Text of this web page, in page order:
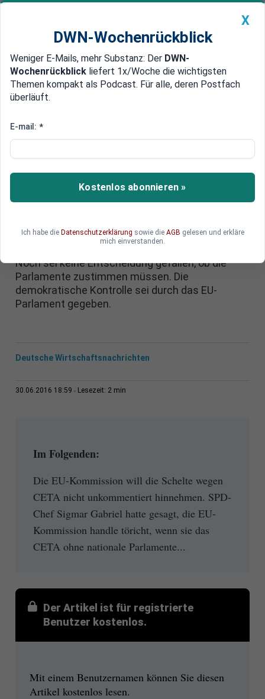
Newsticker MEIN DWN: Geldanlage Premium
Edelmetalle DWN-Magazin China
Noch keine CETA-Entscheidung
EU: Staaten lehnen Abbruch der
TTIP-Verhandlungen ab
Die EU-Kommission hat die Mitgliedsstaaten
das CETA will die Kommission die Schelte von
Noch sei keine Entscheidung gefallen, ob die
Parlamente zustimmen müssen. Die
demokratische Kontrolle sei durch das EU-
Parlament gegeben.
Deutsche Wirtschaftsnachrichten
30.06.2016 18:59 Lesezeit: 2 min
Im Folgenden:
Die EU-Kommission will die Schelte wegen
CETA nicht unkommentiert hinnehmen. SPD-
Chef Sigmar Gabriel hatte gesagt, die EU-
Kommission handle töricht, wenn sie das
CETA ohne nationale Parlamente...
Der Artikel ist für registrierte
Benutzer kostenlos.
Mit einem Benutzernamen können Sie diesen
Artikel kostenlos lesen.
X
DWN-Wochenrückblick
Weniger E-Mails, mehr Substanz: Der DWN-
Wochenrückblick liefert 1x/Woche die wichtigsten
Themen kompakt als Podcast. Für alle, deren Postfach
überläuft.
E-mail: *
Kostenlos abonnieren »
Ich habe die Datenschutzerklärung sowie die AGB gelesen und erkläre
mich einverstanden.